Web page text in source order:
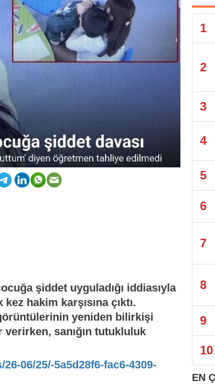
şiddet uyguladığı iddiasıyla
hakim karşısına çıktı.
yeniden bilirkişi
sanığın tutukluluk
06/25/-5a5d28f6-fac6-4309-
1
2
3
4
5
6
7
8
9
10
EN